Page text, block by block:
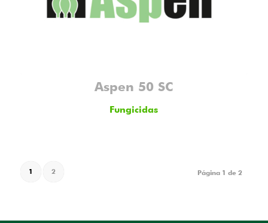
Aspen 50 SC
Fungicidas
Página 1 de 2
1 2